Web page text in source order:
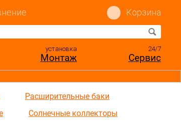
Корзина
установка
Монтаж
24/7
Сервис
Расширительные баки
Солнечные коллекторы